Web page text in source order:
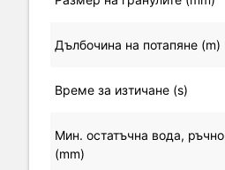
Дълбочина на потапяне (m)
Време за изтичане (s)
Мин. остатъчна вода, ръчно
(mm)